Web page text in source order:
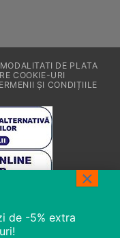
MODALITATI DE PLATA
COOKIE-URI
ȘI CONDIȚIILE
SRL. Designed &
de -5% extra
Chat with us